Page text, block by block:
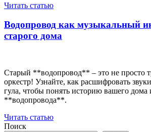
Читать статью
Водопровод как музыкальный
старого дома
Старый **водопровод** – это не просто
оркестр! Узнайте, как расшифровать
гула, чтобы понять историю вашего дома
**водопровода**.
Читать статью
Поиск